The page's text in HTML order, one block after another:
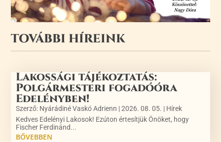
TOVÁBBI HÍREINK
Lakossági tájékoztatás:
Polgármesteri fogadóóra
Edelényben!
Szerző: Nyárádiné Vaskó Adrienn |2026. 08. 05. | Hírek
Kedves Edelényi Lakosok! Ezúton értesítjük Önöket, hogy
Fischer Ferdinánd...
BŐVEBBEN